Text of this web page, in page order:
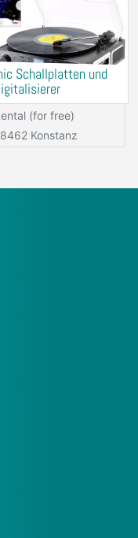
Schallplatten und
(for free)
Konstanz